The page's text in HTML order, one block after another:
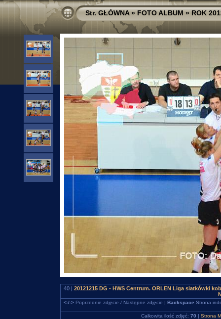
Str. GŁÓWNA»FOTO ALBUM»ROK
40 | 20121215 DG - HWS Centrum. ORLEN Liga siatkówki
<-/->Poprzednie zdjęcie / Następne zdjęcie | Backspace Strona
Całkowita ilość zdjęć: 70 | Strona